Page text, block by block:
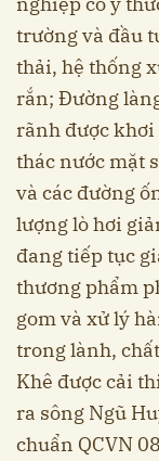
trường và đầu
thải, hệ thống
rắn; Đường
rãnh được
thác nước mặt
và các đường
lượng lò hơi
đang tiếp tục
thương phẩm
gom và xử lý
trong lành,
Khê được cải
ra sông Ngũ
chuẩn QCVN